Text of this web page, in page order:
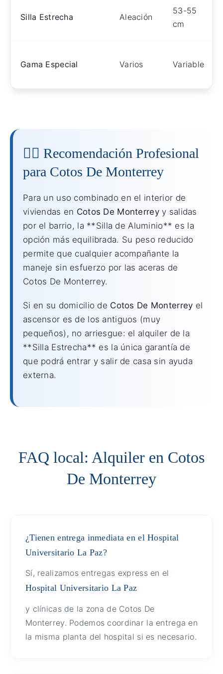
Silla Estrecha Aleación
53-55
cm
Gama Especial Varios Variable
👨‍⚕️ Recomendación Profesional
para Cotos De Monterrey
Para un uso combinado en el interior de
viviendas en Cotos De Monterreyy salidas
por el barrio, la **Silla de Aluminio** es la
opción más equilibrada. Su peso reducido
permite que cualquier acompañante la
maneje sin esfuerzo por las aceras de
Cotos De Monterrey.
Si en su domicilio de Cotos De Monterrey el
ascensor es de los antiguos (muy
pequeños), no arriesgue: el alquiler de la
**Silla Estrecha** es la única garantía de
que podrá entrar y salir de casa sin ayuda
externa.
FAQ local: Alquiler en Cotos
De Monterrey
¿Tienen entrega inmediata en el Hospital
Universitario La Paz?
Sí, realizamos entregas express en el
Hospital Universitario La Paz
y clínicas de la zona de Cotos De
Monterrey. Podemos coordinar la entrega en
la misma planta del hospital si es necesario.